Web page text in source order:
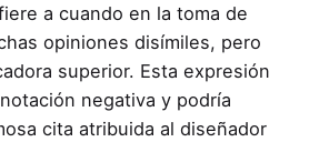
a cuando en la toma de
opiniones disímiles, pero
superior. Esta expresión
negativa y podría
cita atribuida al diseñador